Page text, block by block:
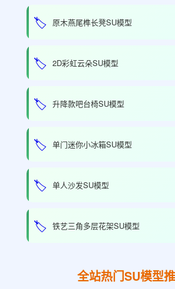
🏷️ 原木燕尾榫长凳SU模型
🏷️ 2D彩虹云朵SU模型
🏷️ 升降款吧台椅SU模型
🏷️ 单门迷你小冰箱SU模型
🏷️ 单人沙发SU模型
🏷️ 铁艺三角多层花架SU模型
全站热门SU模型